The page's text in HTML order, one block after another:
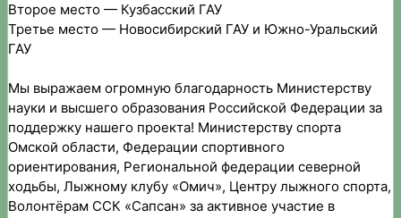
Второе место — Кузбасский ГАУ
Третье место — Новосибирский ГАУ и Южно-Уральский
ГАУ
Мы выражаем огромную благодарность Министерству
науки и высшего образования Российской Федерации за
поддержку нашего проекта! Министерству спорта
Омской области, Федерации спортивного
ориентирования, Региональной федерации северной
ходьбы, Лыжному клубу «Омич», Центру лыжного спорта,
Волонтёрам ССК «Сапсан» за активное участие в